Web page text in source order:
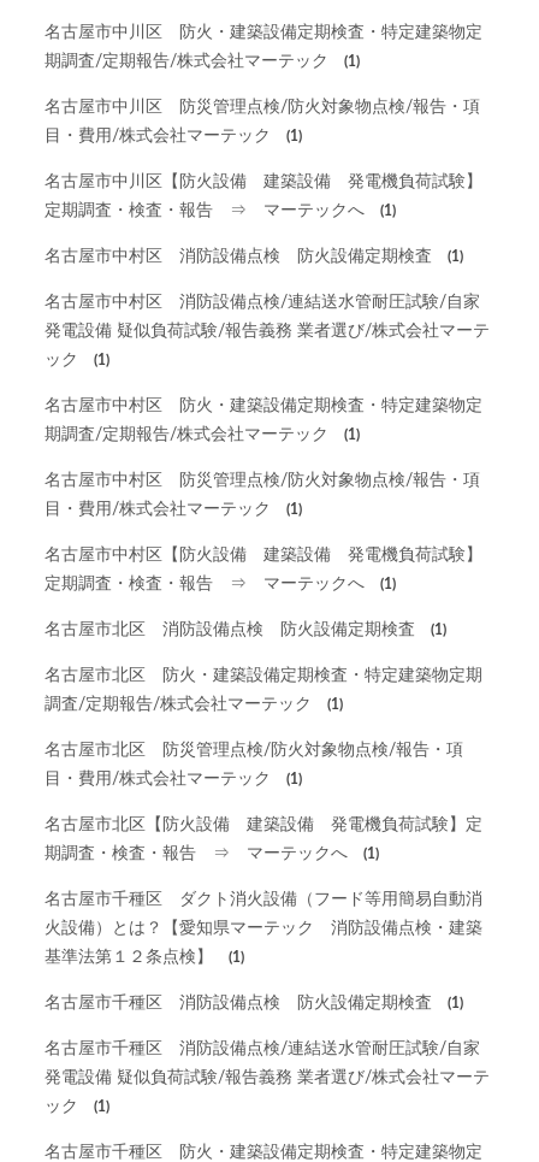
名古屋市中川区 防火・建築設備定期検査・特定建築物定
期調査/定期報告/株式会社マーテック
(1)
名古屋市中川区 防災管理点検/防火対象物点検/報告・項
目・費用/株式会社マーテック
(1)
名古屋市中川区【防火設備 建築設備 発電機負荷試験】
定期調査・検査・報告 ⇒ マーテックへ
(1)
名古屋市中村区 消防設備点検 防火設備定期検査 (1)
名古屋市中村区 消防設備点検/連結送水管耐圧試験/自家
発電設備 疑似負荷試験/報告義務 業者選び/株式会社マーテ
ック
(1)
名古屋市中村区 防火・建築設備定期検査・特定建築物定
期調査/定期報告/株式会社マーテック
(1)
名古屋市中村区 防災管理点検/防火対象物点検/報告・項
目・費用/株式会社マーテック
(1)
名古屋市中村区【防火設備 建築設備 発電機負荷試験】
定期調査・検査・報告 ⇒ マーテックへ
(1)
名古屋市北区 消防設備点検 防火設備定期検査 (1)
名古屋市北区 防火・建築設備定期検査・特定建築物定期
調査/定期報告/株式会社マーテック
(1)
名古屋市北区 防災管理点検/防火対象物点検/報告・項
目・費用/株式会社マーテック
(1)
名古屋市北区【防火設備 建築設備 発電機負荷試験】定
期調査・検査・報告 ⇒ マーテックへ
(1)
名古屋市千種区 ダクト消火設備（フード等用簡易自動消
火設備）とは？【愛知県マーテック 消防設備点検・建築
基準法第１２条点検】
(1)
名古屋市千種区 消防設備点検 防火設備定期検査 (1)
名古屋市千種区 消防設備点検/連結送水管耐圧試験/自家
発電設備 疑似負荷試験/報告義務 業者選び/株式会社マーテ
ック
(1)
名古屋市千種区 防火・建築設備定期検査・特定建築物定